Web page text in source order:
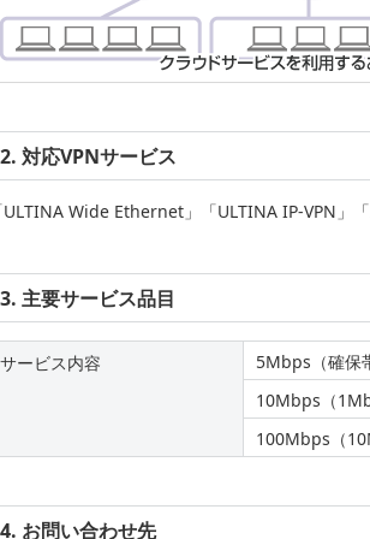
2. 対応VPNサービス
Wide Ethernet」「ULTINA IP-VPN」
3. 主要サービス品目
サービス内容
5Mbps（確保
10Mbps（
100Mbps（
4. お問い合わせ先